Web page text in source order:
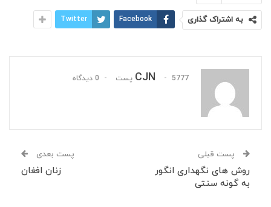
به اشتراک گذاری Facebook
Twitter
CJN 5777 پست 0 دیدگاه
پست قبلی
روش های نگهداری انگور
به گونه سنتی
پست بعدی
زنان افغان